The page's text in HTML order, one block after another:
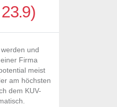
und
Firma
meist
am höchsten
dem KUV-